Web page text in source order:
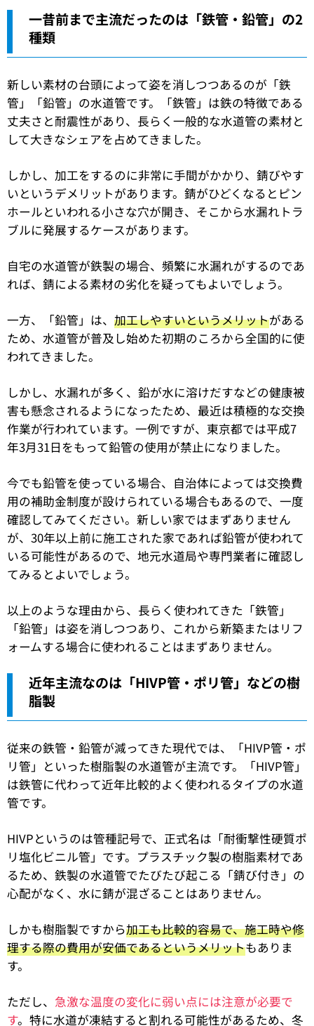
一昔前まで主流だったのは「鉄管・鉛管」の2
種類
新しい素材の台頭によって姿を消しつつあるのが「鉄
管」「鉛管」の水道管です。「鉄管」は鉄の特徴である
丈夫さと耐震性があり、長らく一般的な水道管の素材と
して大きなシェアを占めてきました。
しかし、加工をするのに非常に手間がかかり、錆びやす
いというデメリットがあります。錆がひどくなるとピン
ホールといわれる小さな穴が開き、そこから水漏れトラ
ブルに発展するケースがあります。
自宅の水道管が鉄製の場合、頻繁に水漏れがするのであ
れば、錆による素材の劣化を疑ってもよいでしょう。
一方、「鉛管」は、 加工しやすいというメリットがある
ため、水道管が普及し始めた初期のころから全国的に使
われてきました。
しかし、水漏れが多く、鉛が水に溶けだすなどの健康被
害も懸念されるようになったため、最近は積極的な交換
作業が行われています。一例ですが、東京都では平成7
年3月31日をもって鉛管の使用が禁止になりました。
今でも鉛管を使っている場合、自治体によっては交換費
用の補助金制度が設けられている場合もあるので、一度
確認してみてください。新しい家ではまずありません
が、30年以上前に施工された家であれば鉛管が使われて
いる可能性があるので、地元水道局や専門業者に確認し
てみるとよいでしょう。
以上のような理由から、長らく使われてきた「鉄管」
「鉛管」は姿を消しつつあり、これから新築またはリフ
ォームする場合に使われることはまずありません。
近年主流なのは「HIVP管・ポリ管」などの樹
脂製
従来の鉄管・鉛管が減ってきた現代では、「HIVP管・ポ
リ管」といった樹脂製の水道管が主流です。「HIVP管」
は鉄管に代わって近年比較的よく使われるタイプの水道
管です。
HIVPというのは管種記号で、正式名は「耐衝撃性硬質ポ
リ塩化ビニル管」です。プラスチック製の樹脂素材であ
るため、鉄製の水道管でたびたび起こる「錆び付き」の
心配がなく、水に錆が混ざることはありません。
しかも樹脂製ですから加工も比較的容易で、施工時や修
理する際の費用が安価であるというメリットもありま
す。
ただし、 急激な温度の変化に弱い点には注意が必要で
す。特に水道が凍結すると割れる可能性があるため、冬